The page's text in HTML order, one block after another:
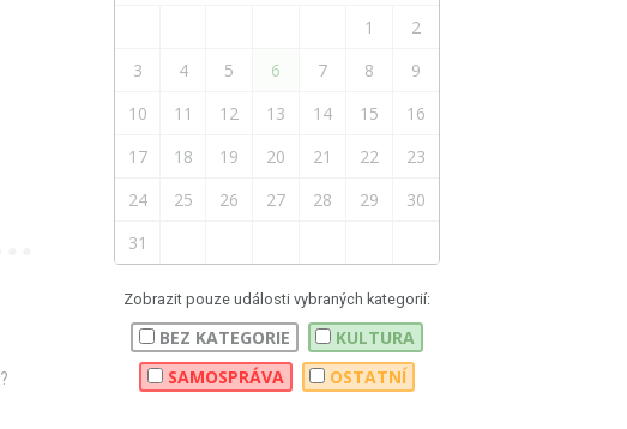
?
1
2
3
4 5 6 7 8
9
10
11 12 13 14 15
16
17
18 19 20 21 22
23
24
25 26 27 28 29
30
31
Zobrazit pouze události vybraných kategorií:
BEZ KATEGORIE
KULTURA
SAMOSPRÁVA
OSTATNÍ